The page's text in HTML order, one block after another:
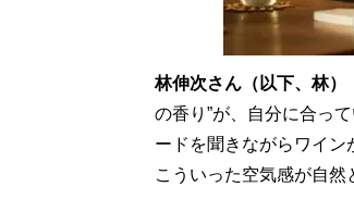
林伸次さん（以下、林）
の香り”が、自分に合っ
ードを聞きながらワイン
こういった空気感が自然